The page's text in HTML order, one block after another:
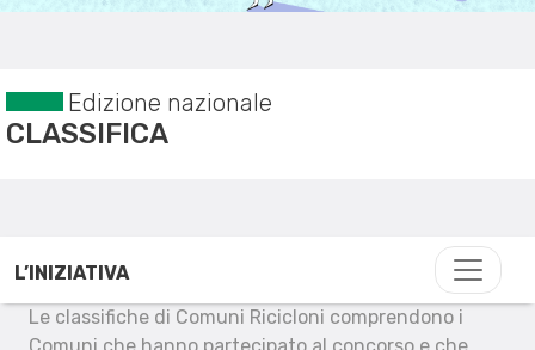
Edizione nazionale
CLASSIFICA
L’INIZIATIVA
Le classifiche di Comuni Ricicloni comprendono i